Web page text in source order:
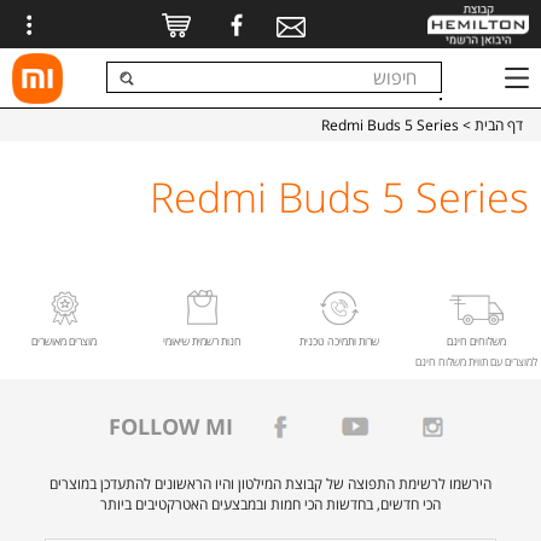
דף הבית> Redmi Buds 5 Series
Redmi Buds 5 Series
משלוחים חינם
למוצרים עם תווית משלוח חינם
שרות ותמיכה טכנית חנות רשמית שיאומי מוצרים מאושרים
FOLLOW MI
הירשמו לרשימת התפוצה של קבוצת המילטון והיו הראשונים להתעדכן במוצרים
הכי חדשים, בחדשות הכי חמות ובמבצעים האטרקטיבים ביותר